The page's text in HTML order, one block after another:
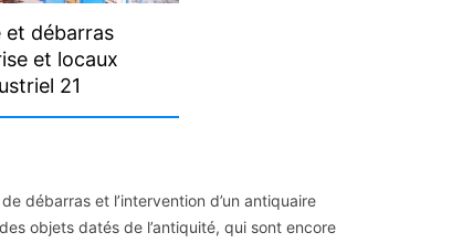
et débarras
et locaux
21
débarras et l’intervention d’un antiquaire
objets datés de l’antiquité, qui sont encore